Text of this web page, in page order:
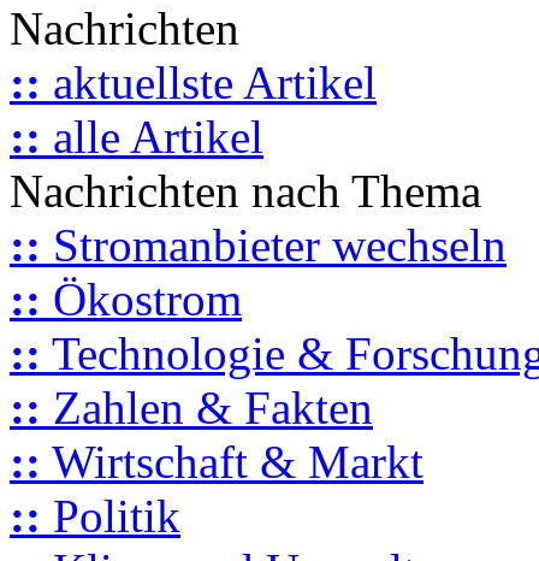
Nachrichten
:: aktuellste Artikel
:: alle Artikel
Nachrichten nach Thema
:: Stromanbieter wechseln
:: Ökostrom
:: Technologie &
:: Zahlen & Fakten
:: Wirtschaft & Markt
:: Politik